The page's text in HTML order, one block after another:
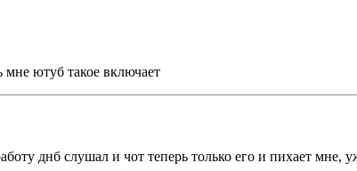
ютуб такое включает
днб слушал и чот теперь только его и пихает мне,